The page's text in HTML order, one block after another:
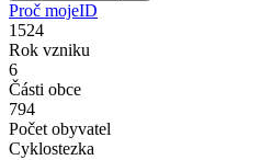
Proč mojeID
1524
Rok vzniku
6
Části obce
794
Počet obyvatel
Cyklostezka